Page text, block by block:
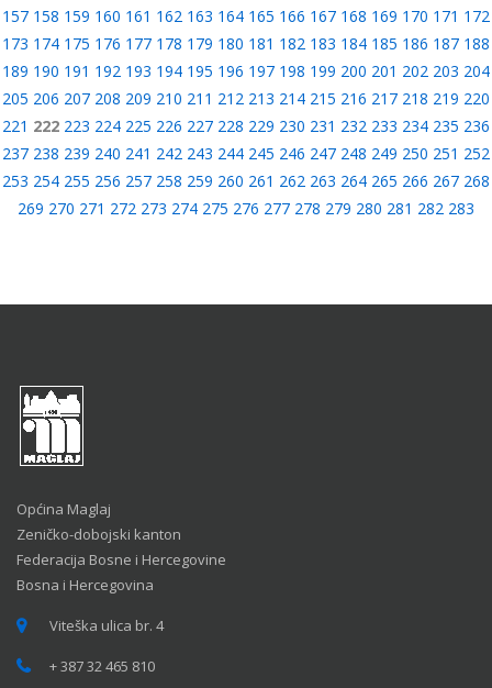
157 158 159 160 161 162 163 164 165 166 167 168 169 170 171 172
173 174 175 176 177 178 179 180 181 182 183 184 185 186 187 188
189 190 191 192 193 194 195 196 197 198 199 200 201 202 203 204
205 206 207 208 209 210 211 212 213 214 215 216 217 218 219 220
221 222 223 224 225 226 227 228 229 230 231 232 233 234 235 236
237 238 239 240 241 242 243 244 245 246 247 248 249 250 251 252
253 254 255 256 257 258 259 260 261 262 263 264 265 266 267 268
269 270 271 272 273 274 275 276 277 278 279 280 281 282 283
Općina Maglaj
Zeničko-dobojski kanton
Federacija Bosne i Hercegovine
Bosna i Hercegovina
Viteška ulica br. 4
+ 387 32 465 810